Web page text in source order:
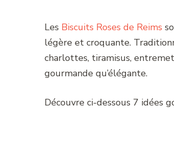
Les Biscuits Roses de Reims
légère et croquante.
charlottes, tiramisus,
gourmande qu’élégante.
Découvre ci-dessous 7 idées